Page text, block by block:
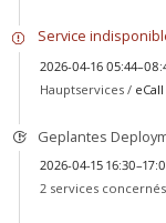
Service
2026-04-16
Hauptservices /
Geplantes
2026-04-15
2 services concernés